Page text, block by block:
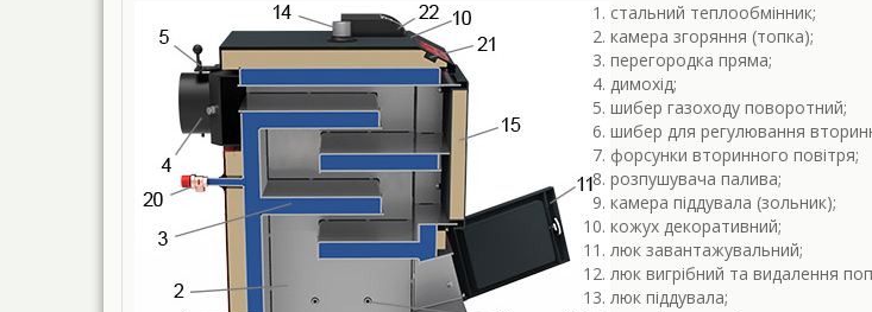
стальний теплообмінник;
камера згоряння (топка);
перегородка пряма;
димохід;
шибер газоходу поворотний;
шибер для регулювання
форсунки вторинного повітря;
розпушувача палива;
камера піддувала (зольник);
кожух декоративний;
люк завантажувальний;
люк вигрібний та видалення
люк піддувала;